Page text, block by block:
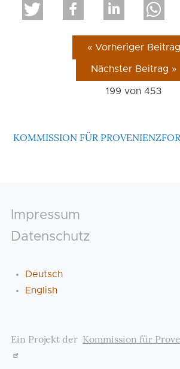
« Vorheriger Beitrag
Nächster Beitrag »
199 von453
KOMMISSION FÜR
Footer
Impressum
Datenschutz
Deutsch
English
Ein Projekt der Kommission für